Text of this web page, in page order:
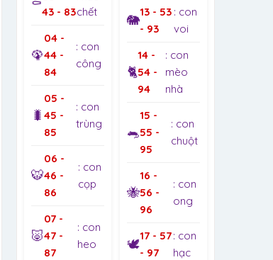
43 - 83chết
🦚
04 -
44 -
84
: con
công
🐛
05 -
45 -
85
: con
trùng
🐯
06 -
46 -
86
: con
cọp
🐷
07 -
47 -
87
: con
heo
🐘
13 - 53
- 93
: con
voi
🐈
14 -
54 -
94
: con
mèo
nhà
🐀
15 -
55 -
95
: con
chuột
🐝
16 -
56 -
96
: con
ong
🕊️
17 - 57
- 97
: con
hạc